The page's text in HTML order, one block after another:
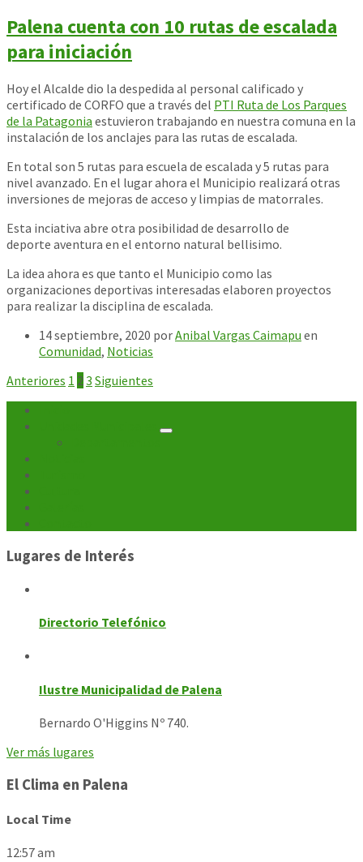
Palena cuenta con 10 rutas de escalada
para iniciación
Hoy el Alcalde dio la despedida al personal calificado y
certificado de CORFO que a través del PTI Ruta de Los Parques
de la Patagonia estuvieron trabajando en nuestra comuna en la
instalación de los anclajes para las rutas de escalada.
En total son 5 rutas para escuela de escalada y 5 rutas para
nivel avanzado. En el lugar ahora el Municipio realizará otras
inversiones de mejoras de acceso y limpias de matorrales.
Esta inciativa abre otra posibilidad de desarrollo de
deporte aventura en el entorno natural bellisimo.
La idea ahora es que tanto el Municipio como las
organizaciones deportivas interesadas elaboren proyectos
para realizar la disciplina de escalada.
14 septiembre, 2020 porAnibal Vargas Caimapu en
Comunidad, Noticias
Paginación
de
entradas
Anteriores 1 23 Siguientes
Lugares de Interés
Directorio Telefónico
Ilustre Municipalidad de Palena
Bernardo O'Higgins Nº 740.
Ver más lugares
El Clima en Palena
Local Time
12:57 am